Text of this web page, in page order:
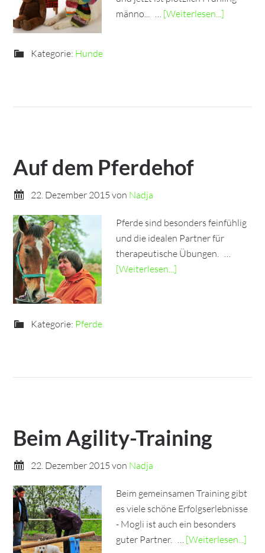
männo... … [Weiterlesen...]
Kategorie: Hunde
Auf dem Pferdehof
22. Dezember 2015 von Nadja
Pferde sind besonders feinfühlig
und die idealen Partner für
therapeutische Übungen. …
[Weiterlesen...]
Kategorie: Pferde
Beim Agility-Training
22. Dezember 2015 von Nadja
Beim gemeinsamen Training gibt
es viele schöne Erfolgserlebnisse
- Mogli ist auch ein besonders
guter Partner. … [Weiterlesen...]